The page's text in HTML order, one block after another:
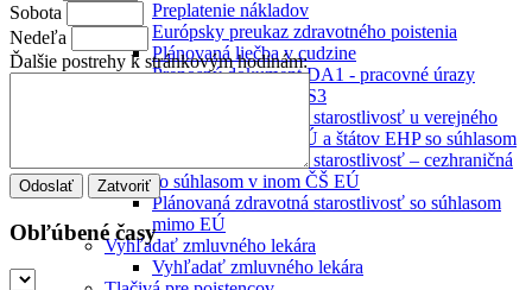
Preplatenie nákladov
Európsky preukaz zdravotného poistenia
Plánovaná liečba v cudzine
Prenosný dokument DA1 - pracovné úrazy
Prenosný dokument S3
Plánovaná zdravotná starostlivosť u verejného
poskytovateľa ČŠ EÚ a štátov EHP so súhlasom
Plánovaná zdravotná starostlivosť – cezhraničná
so súhlasom v inom ČŠ EÚ
Plánovaná zdravotná starostlivosť so súhlasom
mimo EÚ
Vyhľadať zmluvného lekára
Vyhľadať zmluvného lekára
Sobota
Nedeľa
Ďalšie postrehy k stránkovým hodinám:
Zatvoriť
Obľúbené časy